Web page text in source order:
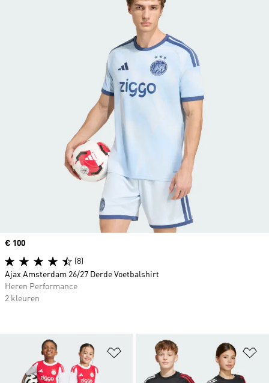
Op verlanglijst zetten
Price
€ 100
(8)
Ajax Amsterdam 26/27 Derde Voetbalshirt
Heren Performance
2 kleuren